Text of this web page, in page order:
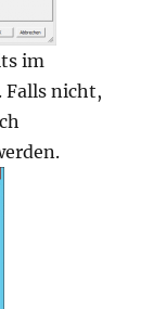
im
Falls nicht,